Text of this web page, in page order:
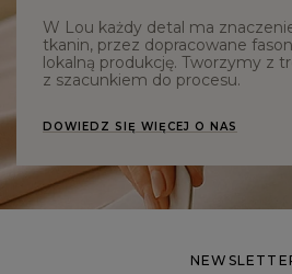
W Lou każdy detal ma
tkanin, przez dopracowane
lokalną produkcję. Tworzymy z
z szacunkiem do procesu.
DOWIEDZ SIĘ WIĘCEJ O NAS